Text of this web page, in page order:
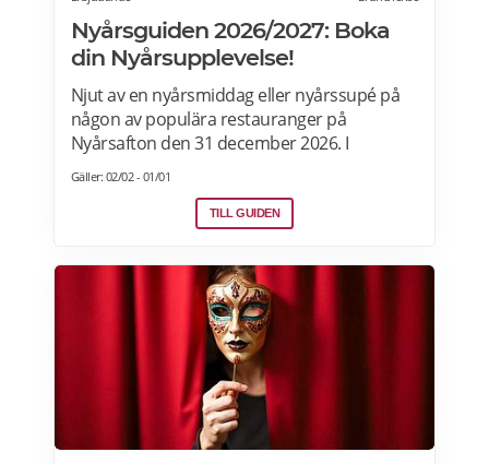
Nyårsguiden 2026/2027: Boka
din Nyårsupplevelse!
Njut av en nyårsmiddag eller nyårssupé på
någon av populära restauranger på
Nyårsafton den 31 december 2026. I
Bruncher.se-nyårsguiden tipsar vi om
firanden i hela Sverige.
Gäller: 02/02 - 01/01
TILL GUIDEN